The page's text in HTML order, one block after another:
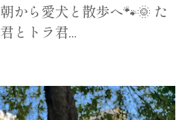
から愛犬と散歩へ🐾🌞 た
とトラ君...